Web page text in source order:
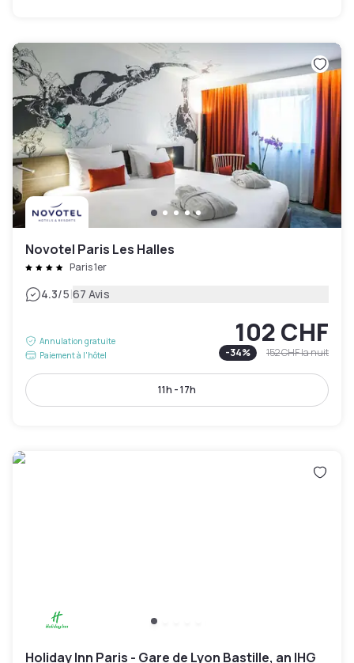
Novotel Paris Les Halles
Paris 1er
4.3/5|67 Avis
Annulation gratuite
Paiement à l'hôtel
102 CHF
-34% 152 CHFla nuit
11h - 17h
Holiday Inn Paris - Gare de Lyon Bastille, an IHG